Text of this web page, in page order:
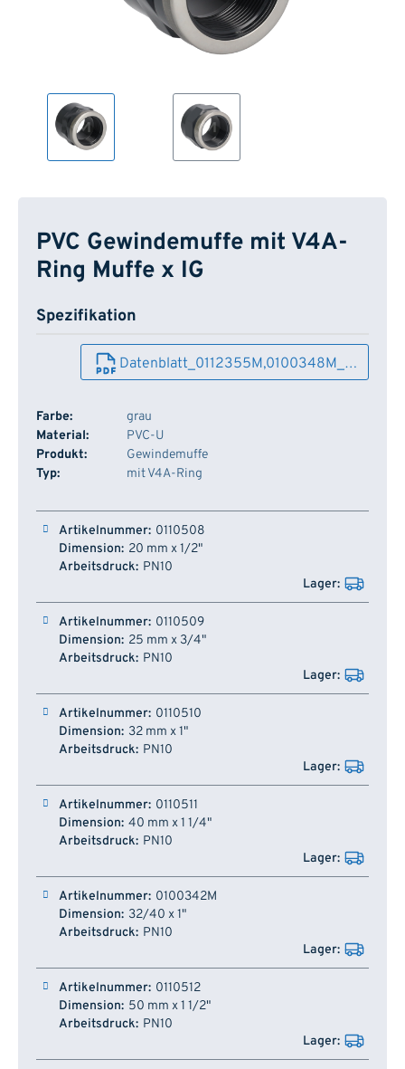
PVC Gewindemuffe mit V4A-
Ring Muffe x IG
Spezifikation
Datenblatt_0112355M,0100348M_…
Farbe:
grau
Material:
PVC-U
Produkt:
Gewindemuffe
Typ:
mit V4A-Ring
Artikelnummer Dimension
0110508
20 mm x 1/2"
PN10
0110509
25 mm x 3/4"
PN10
0110510
32 mm x 1"
PN10
0110511
40 mm x 1 1/4"
PN10
0100342M
32/40 x 1"
PN10
0110512
50 mm x 1 1/2"
PN10